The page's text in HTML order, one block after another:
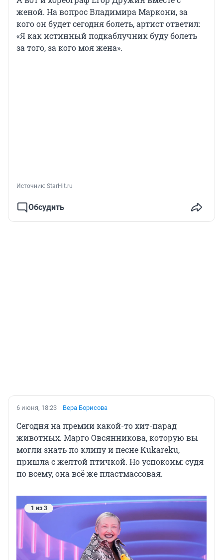
женой. На вопрос Владимира Маркони, за
кого он будет сегодня болеть, артист ответил:
«Я как истинный подкаблучник буду болеть
за того, за кого моя жена».
Источник: StarHit.ru
Обсудить
6 июня, 18:23 Вера Борисова
Сегодня на премии какой-то хит-парад
животных. Марго Овсянникова, которую вы
могли знать по клипу и песне Kukareku,
пришла с желтой птичкой. Но успокоим: судя
по всему, она всё же пластмассовая.
1 из 3